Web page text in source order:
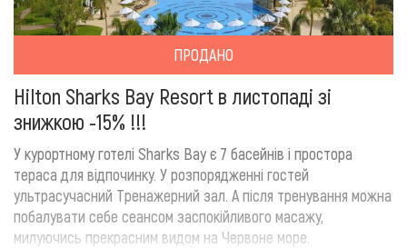
ПРОДАНО
Hilton Sharks Bay Resort в листопаді зі
знижкою -15% !!!
У курортному готелі Sharks Bay є 7 басейнів і простора
тераса для відпочинку. У розпорядженні гостей
ультрасучасний Тренажерний зал. А після тренування можна
побалувати себе сеансом заспокійливого масажу,
милуючись прекрасним видом на Червоне море.